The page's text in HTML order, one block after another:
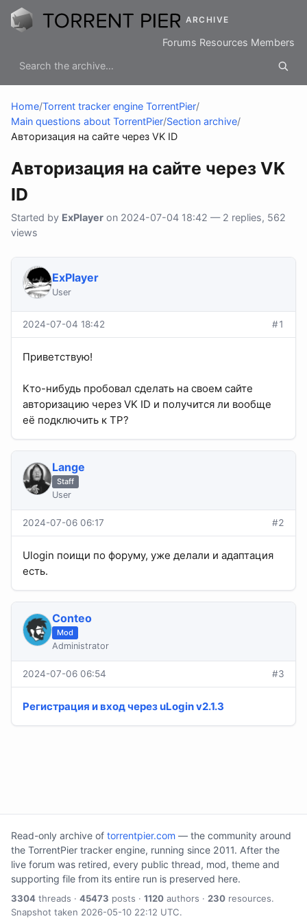
ARCHIVE
Forums Resources Members
Home/Torrent tracker engine TorrentPier/
Main questions about TorrentPier/Section archive/
Авторизация на сайте через VK ID
Авторизация на сайте через VK
ID
Started by ExPlayer on 2024-07-04 18:42 — 2 replies, 562
views
ExPlayer
User
2024-07-04 18:42 #1
Приветствую!
Кто-нибудь пробовал сделать на своем сайте
авторизацию через VK ID и получится ли вообще
её подключить к TP?
Lange
Staff
User
2024-07-06 06:17 #2
Ulogin поищи по форуму, уже делали и адаптация
есть.
Conteo
Mod
Administrator
2024-07-06 06:54 #3
Регистрация и вход через uLogin v2.1.3
Read-only archive of torrentpier.com — the community around
the TorrentPier tracker engine, running since 2011. After the
live forum was retired, every public thread, mod, theme and
supporting file from its entire run is preserved here.
3304 threads · 45473 posts · 1120 authors · 230 resources.
Snapshot taken 2026-05-10 22:12 UTC.